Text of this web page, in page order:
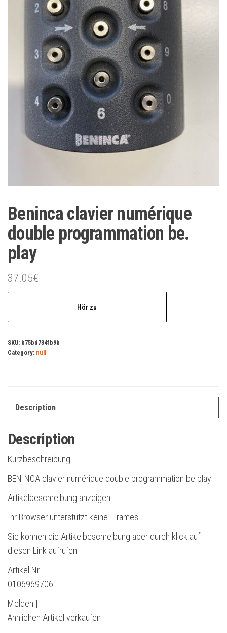
Beninca clavier numérique
double programmation be.
play
37.05€
Hör zu
SKU: b75bd734fb9b
Category: null
Description
Description
Kurzbeschreibung
BENINCA clavier numérique double programmation be.play
Artikelbeschreibung anzeigen
Ihr Browser unterstützt keine IFrames.
Sie können die Artikelbeschreibung aber durch klick auf
diesen Link aufrufen.
Artikel Nr.:
0106969706
Melden |
Ähnlichen Artikel verkaufen